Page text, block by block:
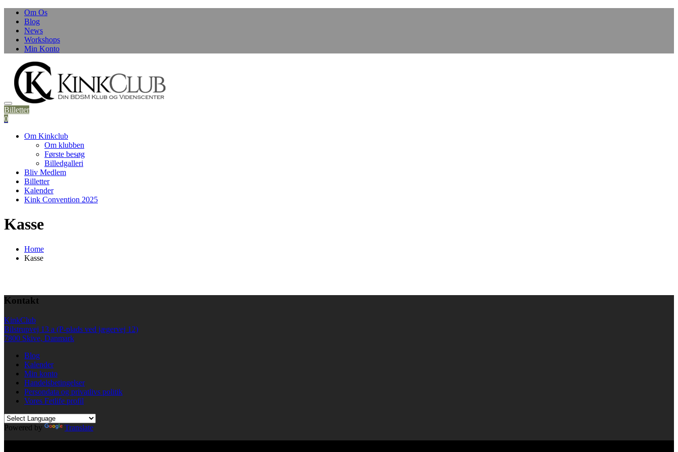
Om Os
Blog
News
Workshops
Min Konto
Billetter
0
Om Kinkclub
Om klubben
Første besøg
Billedgalleri
Bliv Medlem
Billetter
Kalender
Kink Convention 2025
Kasse
Home
Kasse
Kontakt
KinkClub
Bilstrupvej 13 a (P-plads ved jægervej 12)
7800 Skive, Danmark
Blog
Kalender
Min konto
Handelsbetingelser
Persondata og privatlivs politik
Vores Fetlife profil
Powered by
Translate